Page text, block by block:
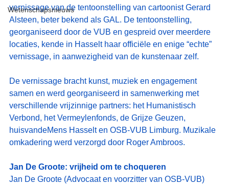
Wetenschapsnieuws
vernissage van de tentoonstelling van cartoonist Gerard
Alsteen, beter bekend als GAL. De tentoonstelling,
georganiseerd door de VUB en gespreid over meerdere
locaties, kende in Hasselt haar officiële en enige “echte”
vernissage, in aanwezigheid van de kunstenaar zelf.
De vernissage bracht kunst, muziek en engagement
samen en werd georganiseerd in samenwerking met
verschillende vrijzinnige partners: het Humanistisch
Verbond, het Vermeylenfonds, de Grijze Geuzen,
huisvandeMens Hasselt en OSB-VUB Limburg. Muzikale
omkadering werd verzorgd door Roger Ambroos.
Jan De Groote: vrijheid om te choqueren
Jan De Groote (Advocaat en voorzitter van OSB-VUB)